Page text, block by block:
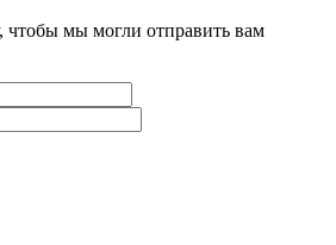
мы могли отправить вам